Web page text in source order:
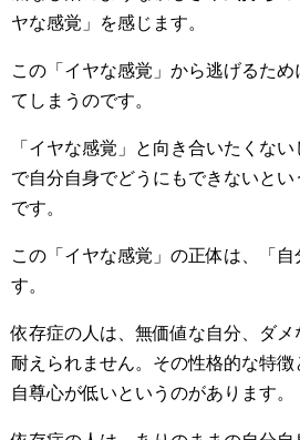
ヤな感覚」を感じます。
この「イヤな感覚」から逃げるた
てしまうのです。
「イヤな感覚」と向き合いたくな
で自分自身でどうにもできないと
です。
この「イヤな感覚」の正体は、「
す。
依存症の人は、無価値な自分、ダ
耐えられません。その性格的な特
自尊心が低いというのがあります。